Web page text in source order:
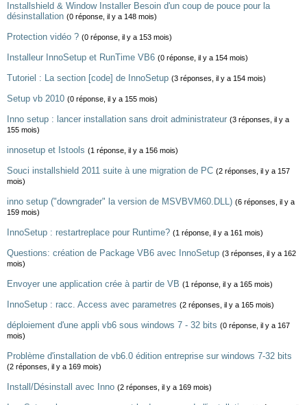
Installshield & Window Installer Besoin d'un coup de pouce pour la
désinstallation (0 réponse, il y a 148 mois)
Protection vidéo ? (0 réponse, il y a 153 mois)
Installeur InnoSetup et RunTime VB6 (0 réponse, il y a 154 mois)
Tutoriel : La section [code] de InnoSetup (3 réponses, il y a 154 mois)
Setup vb 2010 (0 réponse, il y a 155 mois)
Inno setup : lancer installation sans droit administrateur (3 réponses, il y a
155 mois)
innosetup et Istools (1 réponse, il y a 156 mois)
Souci installshield 2011 suite à une migration de PC (2 réponses, il y a 157
mois)
inno setup ("downgrader" la version de MSVBVM60.DLL) (6 réponses, il y a
159 mois)
InnoSetup : restartreplace pour Runtime? (1 réponse, il y a 161 mois)
Questions: création de Package VB6 avec InnoSetup (3 réponses, il y a 162
mois)
Envoyer une application crée à partir de VB (1 réponse, il y a 165 mois)
InnoSetup : racc. Access avec parametres (2 réponses, il y a 165 mois)
déploiement d'une appli vb6 sous windows 7 - 32 bits (0 réponse, il y a 167
mois)
Problème d'installation de vb6.0 édition entreprise sur windows 7-32 bits
(2 réponses, il y a 169 mois)
Install/Désinstall avec Inno (2 réponses, il y a 169 mois)